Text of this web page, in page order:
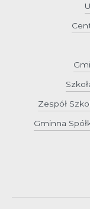
Zespół
Gminna